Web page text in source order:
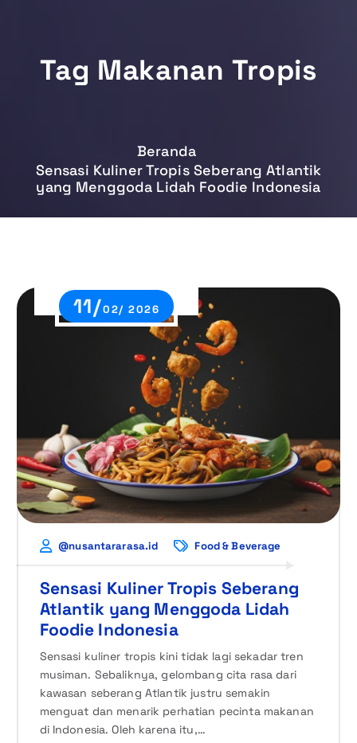
Tag Makanan Tropis
Beranda
Sensasi Kuliner Tropis Seberang Atlantik
yang Menggoda Lidah Foodie Indonesia
11/02/ 2026
@nusantararasa.id Food & Beverage
Sensasi Kuliner Tropis Seberang
Atlantik yang Menggoda Lidah
Foodie Indonesia
Sensasi kuliner tropis kini tidak lagi sekadar tren
musiman. Sebaliknya, gelombang cita rasa dari
kawasan seberang Atlantik justru semakin
menguat dan menarik perhatian pecinta makanan
di Indonesia. Oleh karena itu,…